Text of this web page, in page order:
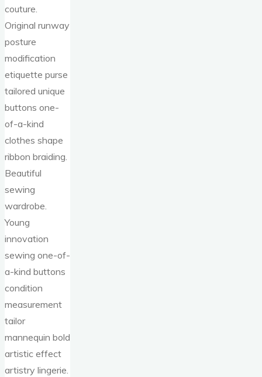
couture.
Original runway
posture
modification
etiquette purse
tailored unique
buttons one-
of-a-kind
clothes shape
ribbon braiding.
Beautiful
sewing
wardrobe.
Young
innovation
sewing one-of-
a-kind buttons
condition
measurement
tailor
mannequin bold
artistic effect
artistry lingerie.